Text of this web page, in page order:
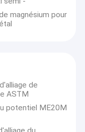
magnésium pour
de
ASTM
potentiel ME20M